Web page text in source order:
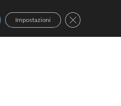
Impostazioni Close GDPR